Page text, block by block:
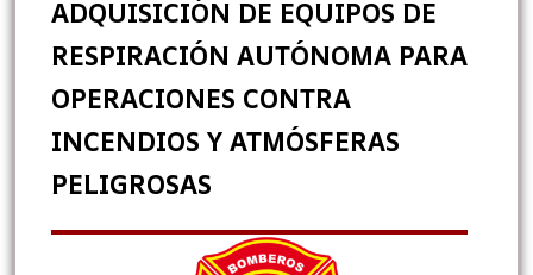
ADQUISICIÓN DE EQUIPOS DE
RESPIRACIÓN AUTÓNOMA PARA
OPERACIONES CONTRA
INCENDIOS Y ATMÓSFERAS
PELIGROSAS